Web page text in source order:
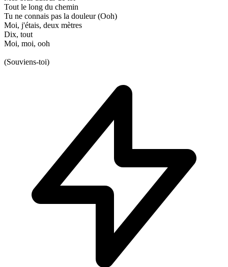
Tout le long du chemin
Tu ne connais pas la douleur (Ooh)
Moi, j'étais, deux mètres
Dix, tout
Moi, moi, ooh
(Souviens-toi)